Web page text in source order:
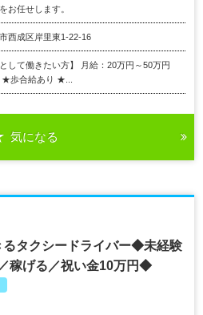
お任せします。
西成区岸里東1-22-16
して働きたい方】 月給：20万円～50万円
歩合給あり ★...
気になる
るタクシードライバー◆未経験
稼げる／祝い金10万円◆